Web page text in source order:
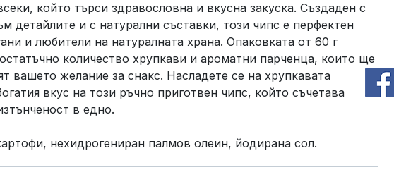
който търси здравословна и вкусна закуска. Създаден с
детайлите и с натурални съставки, този чипс е перфектен
и любители на натуралната храна. Опаковката от 60 г
количество хрупкави и ароматни парченца, които ще
вашето желание за снакс. Насладете се на хрупкавата
вкус на този ръчно приготвен чипс, който съчетава
в едно.
нехидрогениран палмов олеин, йодирана сол.